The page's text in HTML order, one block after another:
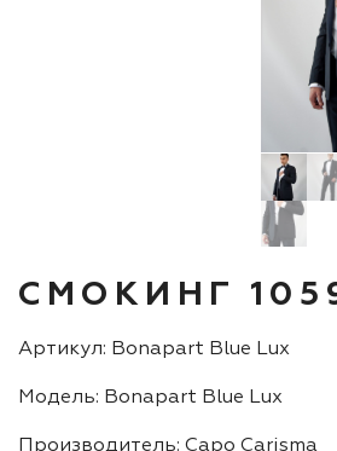
СМОКИНГ
Артикул: Bonapart Blue Lux
Модель: Bonapart Blue Lux
Производитель: Capo Carisma